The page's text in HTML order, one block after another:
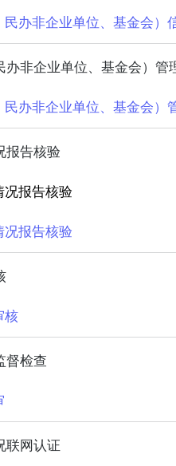
办非企业单位、基金会）
非企业单位、基金会）管
办非企业单位、基金会）
报告核验
况报告核验
况报告核验
核
督检查
联网认证